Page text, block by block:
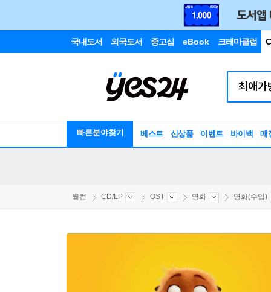
국내도서 외국도서 중고샵 eBook 크레마클럽
빠른분야찾기 베스트 신상품 이벤트 바이백 매
웰컴 CD/LP OST 영화 영화(수입)